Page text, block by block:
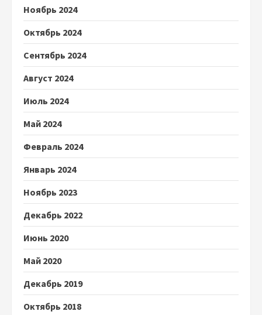
Ноябрь 2024
Октябрь 2024
Сентябрь 2024
Август 2024
Июль 2024
Май 2024
Февраль 2024
Январь 2024
Ноябрь 2023
Декабрь 2022
Июнь 2020
Май 2020
Декабрь 2019
Октябрь 2018